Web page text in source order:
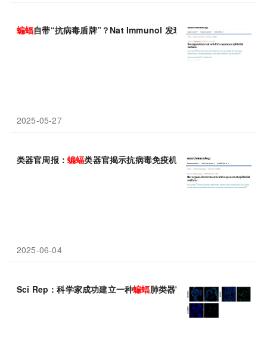
蝙蝠自带“抗病毒盾牌”？Nat Immunol 发现其黏膜类器官高表达
2025-05-27
类器官周报： 蝙蝠类器官揭示抗病毒免疫机制；褪黑素与PGE2协
2025-06-04
Sci Rep：科学家成功建立一种蝙蝠肺类器官培养模型用于研究